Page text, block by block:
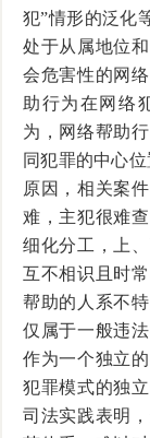
犯”情形的泛化
处于从属地位
会危害性的网
助行为在网络
为，网络帮助
同犯罪的中心
原因，相关案
难，主犯很难
细化分工，上
互不相识且时
帮助的人系不
仅属于一般违
作为一个独立
犯罪模式的独
司法实践表明